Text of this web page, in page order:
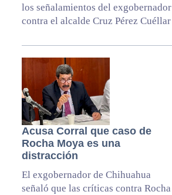
los señalamientos del exgobernador
contra el alcalde Cruz Pérez Cuéllar
Acusa Corral que caso de
Rocha Moya es una
distracción
El exgobernador de Chihuahua
señaló que las críticas contra Rocha